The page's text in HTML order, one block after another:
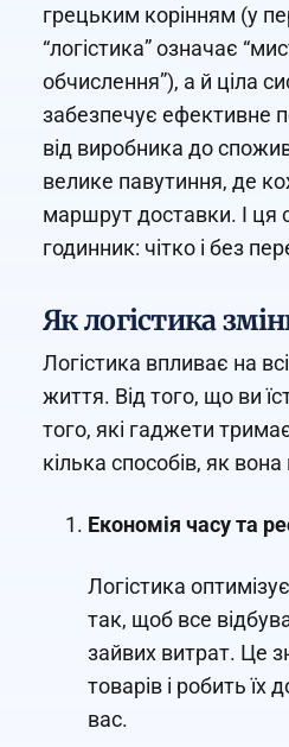
грецьким корінням (у
“логістика” означає
обчислення”), а й ціла
забезпечує ефективне
від виробника до
велике павутиння, де
маршрут доставки. І ця
годинник: чітко і без
Як логістика
Логістика впливає на
життя. Від того, що ви
того, які гаджети
кілька способів, як
Економія часу та
Логістика
так, щоб все
зайвих витрат. Це
товарів і робить їх
вас.